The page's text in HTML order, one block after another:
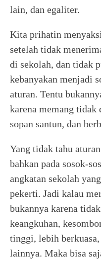
lain, dan egaliter.
Kita prihatin
setelah tidak
di sekolah, dan tidak
kebanyakan menjadi
aturan. Tentu
karena memang
sopan santun, dan
Yang tidak tahu
bahkan pada sosok-
angkatan sekolah
pekerti. Jadi kalau
bukannya karena
keangkuhan,
tinggi, lebih
lainnya. Maka bisa